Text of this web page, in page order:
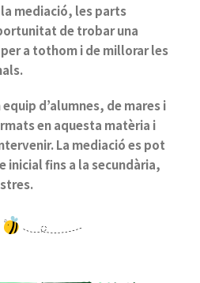
mediació, les parts
de trobar una
a tothom i de millorar les
equip d’alumnes, de mares i
en aquesta matèria i
La mediació es pot
inicial fins a la secundària,